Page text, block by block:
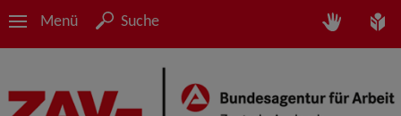
Menü Suche